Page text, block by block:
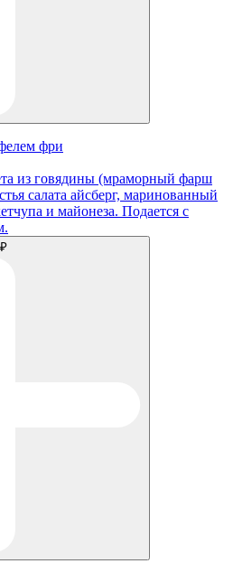
фри
из говядины (мраморный фарш
салата айсберг, маринованный
и майонеза. Подается с